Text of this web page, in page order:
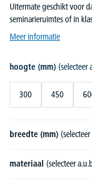
Uitermate geschikt voor
seminarieruimtes of in
Meer informatie
hoogte (mm) (selecteer
300 450
breedte (mm)
materiaal (selecteer